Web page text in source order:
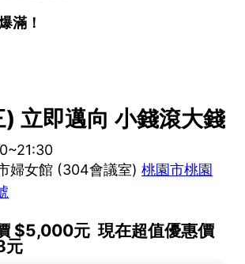
滿！
立即邁向 小錢滾大錢
婦女館 (304會議室) 桃園市桃園
$5,000元 現在超值優惠價
元